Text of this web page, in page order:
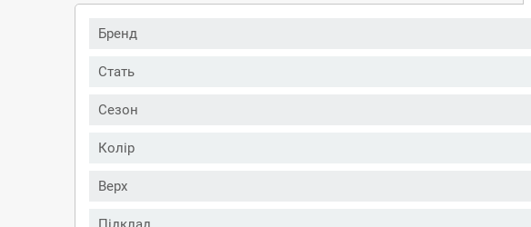
Бренд
Стать
Сезон
Колір
Верх